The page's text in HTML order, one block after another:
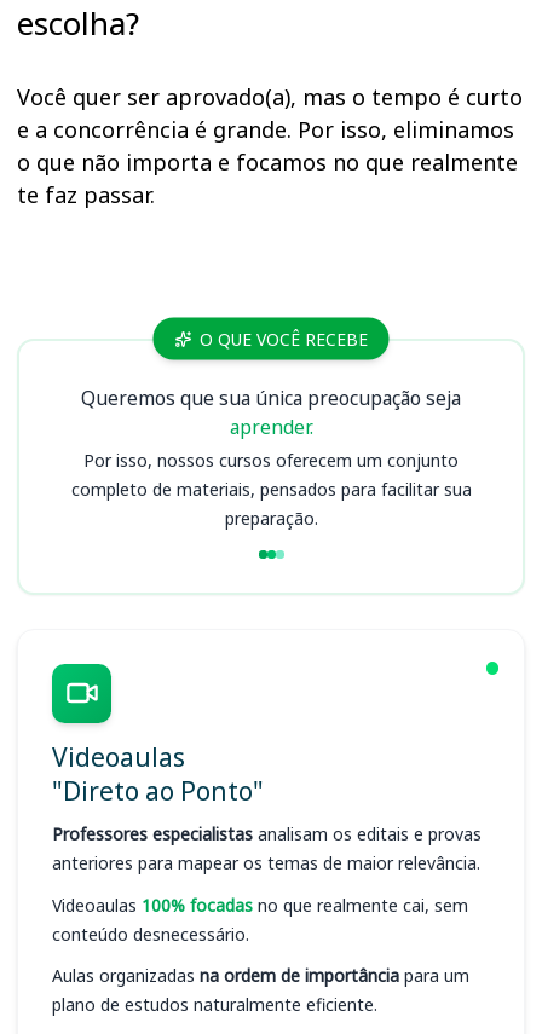
escolha?
Você quer ser aprovado(a), mas o tempo é curto
e a concorrência é grande. Por isso, eliminamos
o que não importa e focamos no que realmente
te faz passar.
Cursos O QUE VOCÊ RECEBE
Queremos que sua única preocupação seja
aprender.
Por isso, nossos cursos oferecem um conjunto
completo de materiais, pensados para facilitar sua
preparação.
Videoaulas
"Direto ao Ponto"
Professores especialistas analisam os editais e provas
anteriores para mapear os temas de maior relevância.
Videoaulas 100% focadas no que realmente cai, sem
conteúdo desnecessário.
Aulas organizadas na ordem de importância para um
plano de estudos naturalmente eficiente.